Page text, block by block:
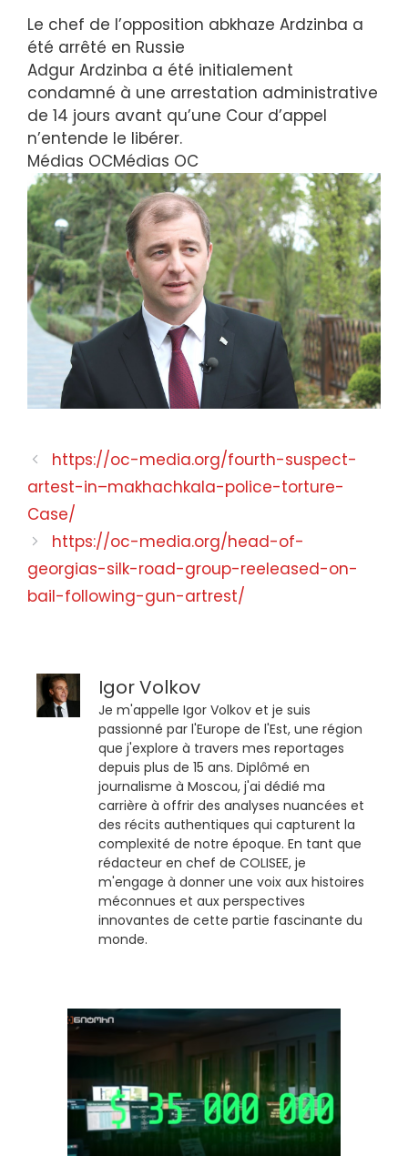
Le chef de l’opposition abkhaze Ardzinba a
été arrêté en Russie
Adgur Ardzinba a été initialement
condamné à une arrestation administrative
de 14 jours avant qu’une Cour d’appel
n’entende le libérer.
Médias OCMédias OC
https://oc-media.org/fourth-suspect-
artest-in–makhachkala-police-torture-
Case/
https://oc-media.org/head-of-
georgias-silk-road-group-reeleased-on-
bail-following-gun-artrest/
Igor Volkov
Je m'appelle Igor Volkov et je suis
passionné par l'Europe de l'Est, une région
que j'explore à travers mes reportages
depuis plus de 15 ans. Diplômé en
journalisme à Moscou, j'ai dédié ma
carrière à offrir des analyses nuancées et
des récits authentiques qui capturent la
complexité de notre époque. En tant que
rédacteur en chef de COLISEE, je
m'engage à donner une voix aux histoires
méconnues et aux perspectives
innovantes de cette partie fascinante du
monde.